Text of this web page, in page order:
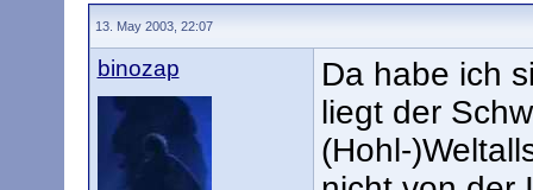
13. May 2003, 22:07
binozap
Da habe ich
liegt der
(Hohl-